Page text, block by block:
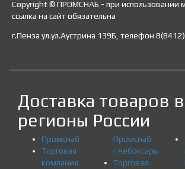
Copyright © ПРОМСНАБ - при использовании
ссылка на сайт обязательна
г.Пенза ул.ул.Аустрина 139Б, телефон
Доставка товаров в
регионы России
Промснаб
Торговая
компания
Промснаб
г.Чебоксары
Торговая